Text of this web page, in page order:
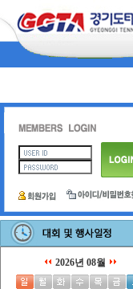
2026년 08월